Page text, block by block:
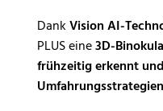
DankVision AI-
PLUS eine3D-
frühzeitig erkennt